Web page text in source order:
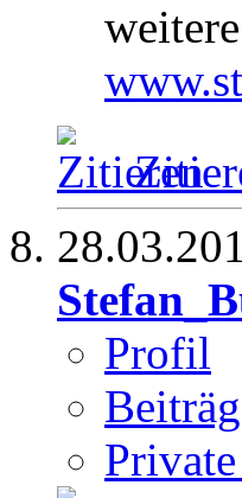
Profil